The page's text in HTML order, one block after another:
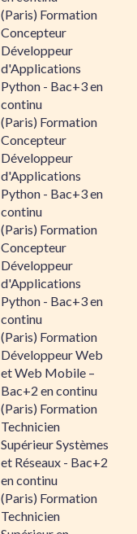
(Paris) Formation
Concepteur
Développeur
d'Applications
Python - Bac+3 en
continu
(Paris) Formation
Concepteur
Développeur
d'Applications
Python - Bac+3 en
continu
(Paris) Formation
Concepteur
Développeur
d'Applications
Python - Bac+3 en
continu
(Paris) Formation
Développeur Web
et Web Mobile –
Bac+2 en continu
(Paris) Formation
Technicien
Supérieur Systèmes
et Réseaux - Bac+2
en continu
(Paris) Formation
Technicien